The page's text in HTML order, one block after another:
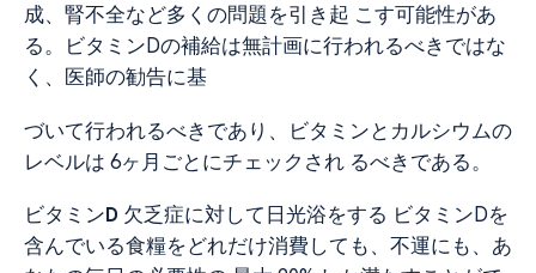
成、腎不全など多くの問題を引き起 こす可能性があ
る。ビタミンDの補給は無計画に行われるべきではな
く、医師の勧告に基
づいて行われるべきであり、ビタミンとカルシウムの
レベルは 6ヶ月ごとにチェックされ るべきである。
ビタミンD 欠乏症に対して日光浴をする ビタミンDを
含んでいる食糧をどれだけ消費しても、不運にも、あ